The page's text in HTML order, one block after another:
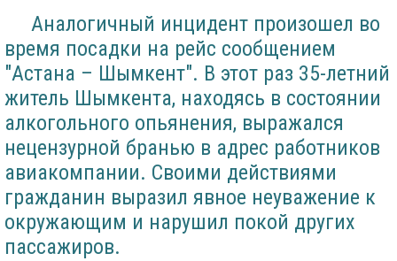
Аналогичный инцидент произошел во
время посадки на рейс сообщением
"Астана – Шымкент". В этот раз 35-летний
житель Шымкента, находясь в состоянии
алкогольного опьянения, выражался
нецензурной бранью в адрес работников
авиакомпании. Своими действиями
гражданин выразил явное неуважение к
окружающим и нарушил покой других
пассажиров.